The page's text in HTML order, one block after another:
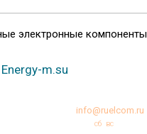
электронные компоненты
Energy-m.su
info@ruelcom.ru
сб вс